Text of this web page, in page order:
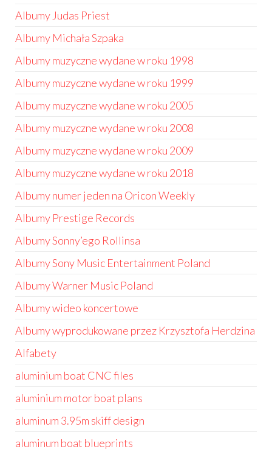
Albumy Judas Priest
Albumy Michała Szpaka
Albumy muzyczne wydane w roku 1998
Albumy muzyczne wydane w roku 1999
Albumy muzyczne wydane w roku 2005
Albumy muzyczne wydane w roku 2008
Albumy muzyczne wydane w roku 2009
Albumy muzyczne wydane w roku 2018
Albumy numer jeden na Oricon Weekly
Albumy Prestige Records
Albumy Sonny’ego Rollinsa
Albumy Sony Music Entertainment Poland
Albumy Warner Music Poland
Albumy wideo koncertowe
Albumy wyprodukowane przez Krzysztofa Herdzina
Alfabety
aluminium boat CNC files
aluminium motor boat plans
aluminum 3.95m skiff design
aluminum boat blueprints